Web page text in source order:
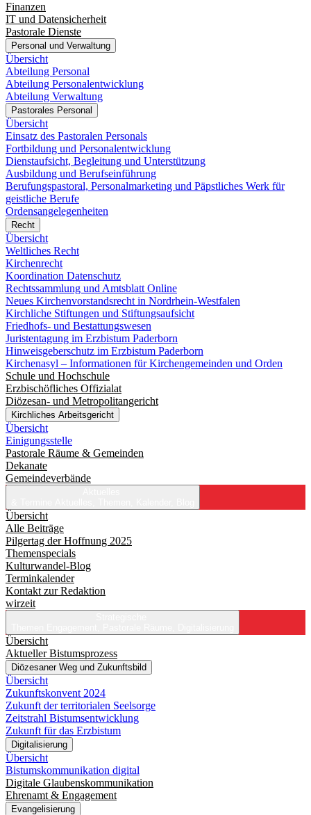
Finanzen
IT und Datensicherheit
Pastorale Dienste
Personal und Verwaltung
Übersicht
Abteilung Personal
Abteilung Personalentwicklung
Abteilung Verwaltung
Pastorales Personal
Übersicht
Einsatz des Pastoralen Personals
Fortbildung und Personalentwicklung
Dienstaufsicht, Begleitung und Unterstützung
Ausbildung und Berufseinführung
Berufungspastoral, Personalmarketing und Päpstliches Werk für
geistliche Berufe
Ordensangelegenheiten
Recht
Übersicht
Weltliches Recht
Kirchenrecht
Koordination Datenschutz
Rechtssammlung und Amtsblatt Online
Neues Kirchenvorstandsrecht in Nordrhein-Westfalen
Kirchliche Stiftungen und Stiftungsaufsicht
Friedhofs- und Bestattungswesen
Juristentagung im Erzbistum Paderborn
Hinweisgeberschutz im Erzbistum Paderborn
Kirchenasyl – Informationen für Kirchengemeinden und Orden
Schule und Hochschule
Erzbischöfliches Offizialat
Diözesan- und Metropolitangericht
Kirchliches Arbeitsgericht
Übersicht
Einigungsstelle
Pastorale Räume & Gemeinden
Dekanate
Gemeindeverbände
Übersicht
Alle Beiträge
Pilgertag der Hoffnung 2025
Themenspecials
Kulturwandel-Blog
Terminkalender
Kontakt zur Redaktion
wirzeit
Übersicht
Aktueller Bistumsprozess
Diözesaner Weg und Zukunftsbild
Übersicht
Zukunftskonvent 2024
Zukunft der territorialen Seelsorge
Zeitstrahl Bistumsentwicklung
Zukunft für das Erzbistum
Digitalisierung
Übersicht
Bistumskommunikation digital
Digitale Glaubenskommunikation
Ehrenamt & Engagement
Evangelisierung